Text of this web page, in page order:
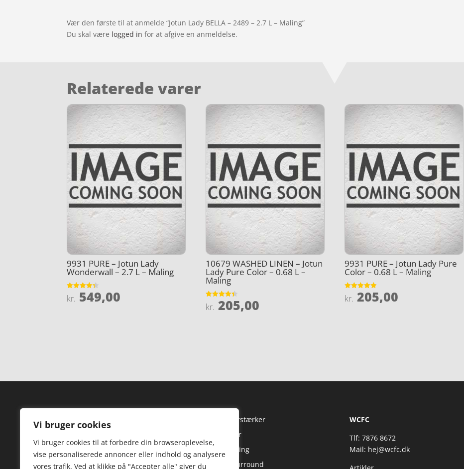
Vi bruger cookies
Vi bruger cookies til at forbedre din browseroplevelse,
vise personaliserede annoncer eller indhold og analysere
vores trafik. Ved at klikke på "Accepter alle" giver du
Vær den første til at anmelde “Jotun Lady BELLA – 2489 – 2.7 L – Maling”
Du skal være logged in for at afgive en anmeldelse.
Relaterede varer
9931 PURE – Jotun Lady
Wonderwall – 2.7 L – Maling
Vurderet
4.3
kr. 549,00
10679 WASHED LINEN – Jotun
Lady Pure Color – 0.68 L –
Maling
Vurderet
4.4
kr. 205,00
9931 PURE – Jotun Lady Pure
Color – 0.68 L – Maling
Vurderet
4.9
kr. 205,00
Forside
Kontakt
HiFi Forstærker
Højtaler
Streaming
TV & Surround
WCFC
Tlf: 7876 8672
Mail: hej@wcfc.dk